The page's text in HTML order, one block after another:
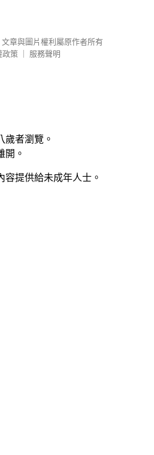
文章與圖片權利屬原作者所有
政策
服務聲明
歲者瀏覽。
開。
容提供給未成年人士。